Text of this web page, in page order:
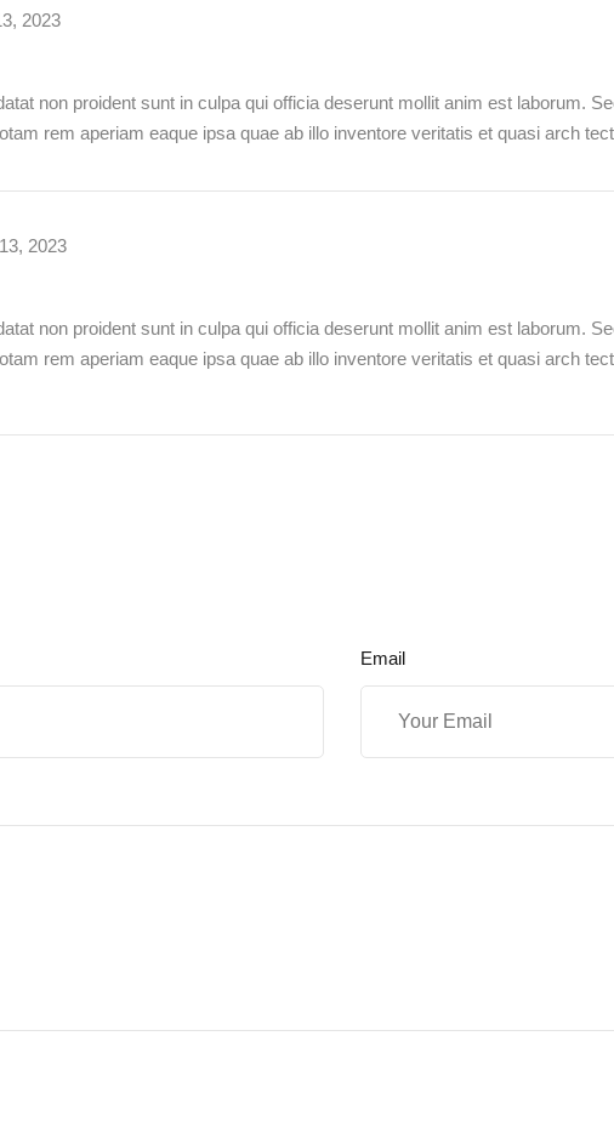
2023
non proident sunt in culpa qui officia deserunt mollit anim est laborum.
rem aperiam eaque ipsa quae ab illo inventore veritatis et quasi arch
2023
non proident sunt in culpa qui officia deserunt mollit anim est laborum.
rem aperiam eaque ipsa quae ab illo inventore veritatis et quasi arch
Email